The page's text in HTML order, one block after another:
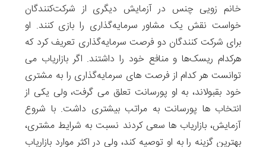
خانم زویی چنس در آزمایش دیگری از شرکت‌کنندگان
خواست نقش یک مشاور سرمایه‌گذاری را بازی کنند. او
برای شرکت کنندگان دو فرصت سرمایه‌گذاری تعریف کرد که
هرکدام ریسک‌ها و منافع خود را داشتند. اگر بازاریاب می
توانست هر کدام از فرصت های سرمایه‌گذاری را به مشتری
خود بقبولاند، به او پورسانت تعلق می گرفت، ولی یکی از
انتخاب ها پورسانت به مراتب بیشتری داشت. با شروع
آزمایش، بازاریاب ها سعی کردند نسبت به شرایط مشتری،
بهترین گزینه را به او توصیه کند، ولی در اکثر موارد بازاریاب